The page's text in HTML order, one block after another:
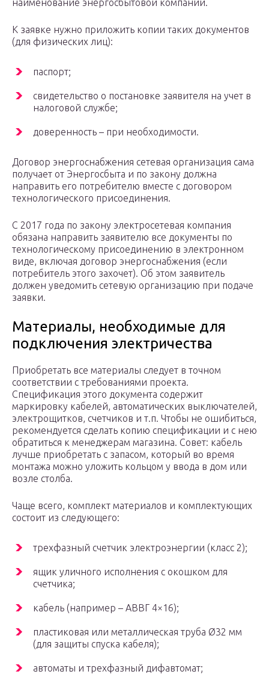
наименование энергосбытовой компании.
К заявке нужно приложить копии таких документов
(для физических лиц):
паспорт;
свидетельство о постановке заявителя на учет в
налоговой службе;
доверенность – при необходимости.
Договор энергоснабжения сетевая организация сама
получает от Энергосбыта и по закону должна
направить его потребителю вместе с договором
технологического присоединения.
С 2017 года по закону электросетевая компания
обязана направить заявителю все документы по
технологическому присоединению в электронном
виде, включая договор энергоснабжения (если
потребитель этого захочет). Об этом заявитель
должен уведомить сетевую организацию при подаче
заявки.
Материалы, необходимые для
подключения электричества
Приобретать все материалы следует в точном
соответствии с требованиями проекта.
Спецификация этого документа содержит
маркировку кабелей, автоматических выключателей,
электрощитков, счетчиков и т.п. Чтобы не ошибиться,
рекомендуется сделать копию спецификации и с нею
обратиться к менеджерам магазина. Совет: кабель
лучше приобретать с запасом, который во время
монтажа можно уложить кольцом у ввода в дом или
возле столба.
Чаще всего, комплект материалов и комплектующих
состоит из следующего:
трехфазный счетчик электроэнергии (класс 2);
ящик уличного исполнения с окошком для
счетчика;
кабель (например – АВВГ 4×16);
пластиковая или металлическая труба Ø32 мм
(для защиты спуска кабеля);
автоматы и трехфазный дифавтомат;